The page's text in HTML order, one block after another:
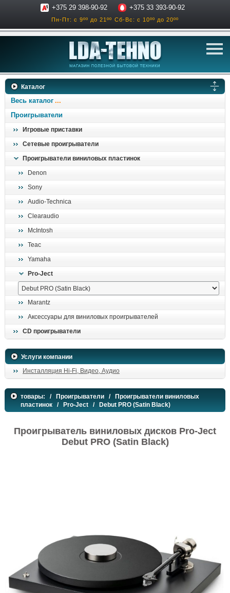
+375 29 398-90-92 +375 33 393-90-92
Пн-Пт: с 9ºº до 21ºº Сб-Вс: с 10ºº до 20ºº
телевизоры
ресиверы, усилители
проигрыватели
Каталог
Весь каталог
Проигрыватели
Игровые приставки
Сетевые проигрыватели
Проигрыватели виниловых пластинок
Denon
Sony
Audio-Technica
Clearaudio
McIntosh
Teac
Yamaha
Pro-Ject
Marantz
Аксессуары для виниловых проигрывателей
CD проигрыватели
Услуги компании
Инсталляция Hi-Fi, Видео, Аудио
товары: / Проигрыватели /
Проигрыватели виниловых
пластинок / Pro-Ject / Debut PRO (Satin Black)
Проигрыватель виниловых дисков Pro-Ject
Debut PRO (Satin Black)